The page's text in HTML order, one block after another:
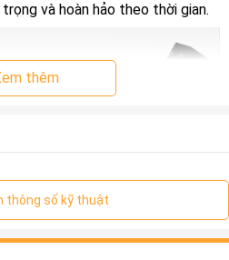
và hoàn hảo theo thời gian.
thêm
thông số kỹ thuật